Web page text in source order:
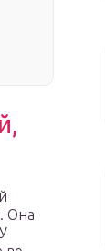
Она